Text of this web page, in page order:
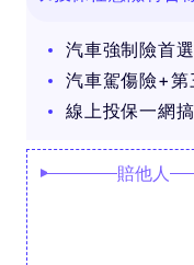
汽車強制險首
汽車駕傷險+第
線上投保一網
賠他人